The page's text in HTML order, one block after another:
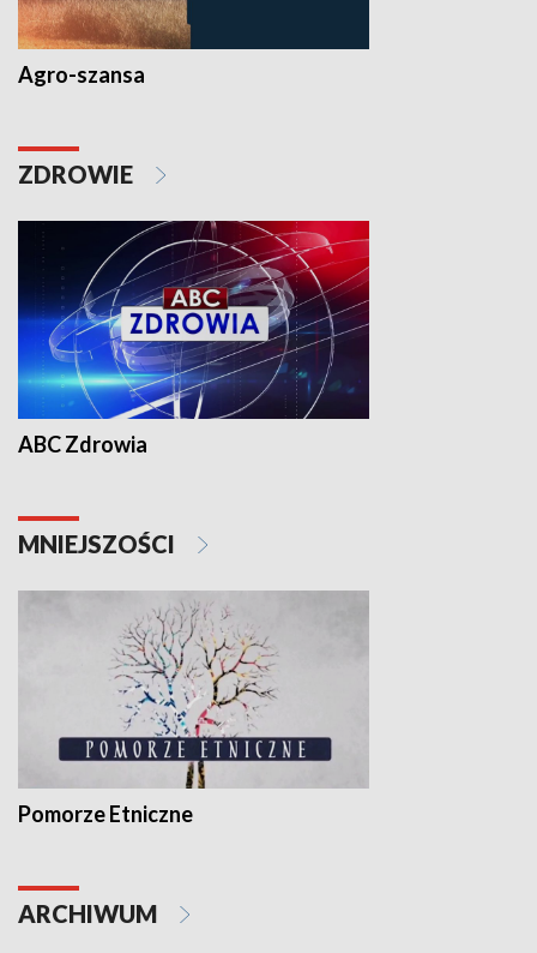
Agro-szansa
ZDROWIE
ABC Zdrowia
MNIEJSZOŚCI
Pomorze Etniczne
ARCHIWUM